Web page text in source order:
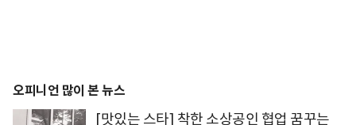
오피니언 많이 본 뉴스
[맛있는 스타] 착한 소상공인 협업 꿈꾸는